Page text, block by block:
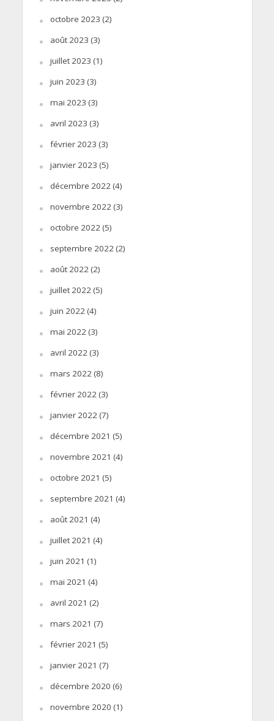
octobre 2023 (2)
août 2023 (3)
juillet 2023 (1)
juin 2023 (3)
mai 2023 (3)
avril 2023 (3)
février 2023 (3)
janvier 2023 (5)
décembre 2022(4)
novembre 2022(3)
octobre 2022(5)
septembre 2022(2)
août 2022(2)
juillet 2022(5)
juin 2022(4)
mai 2022(3)
avril 2022(3)
mars 2022(8)
février 2022(3)
janvier 2022(7)
décembre 2021 (5)
novembre 2021 (4)
octobre 2021 (5)
septembre 2021 (4)
août 2021 (4)
juillet 2021 (4)
juin 2021 (1)
mai 2021 (4)
avril 2021 (2)
mars 2021 (7)
février 2021 (5)
janvier 2021 (7)
décembre 2020 (6)
novembre 2020 (1)